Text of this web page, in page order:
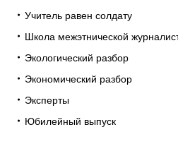
Учитель равен солдату
Школа межэтнической
Экологический разбор
Экономический разбор
Эксперты
Юбилейный выпуск